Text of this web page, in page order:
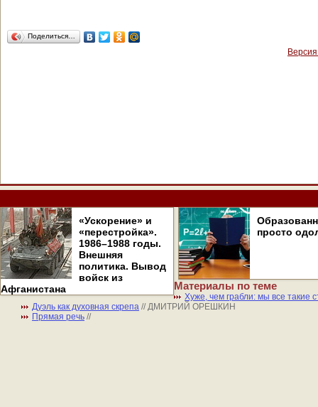
Поделиться…
«Ускорение» и
«перестройка».
1986–1988 годы.
Внешняя
политика. Вывод
войск из
Афганистана
просто
Материалы по теме
Хуже, чем грабли: мы все такие
Дуэль как духовная скрепа // ДМИТРИЙ ОРЕШКИН
Прямая речь //